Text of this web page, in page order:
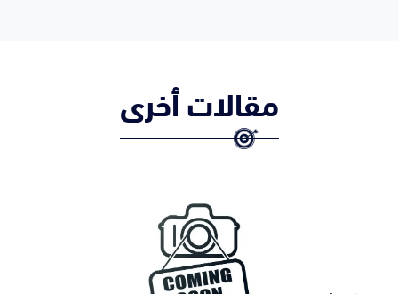
مقالات أخرى